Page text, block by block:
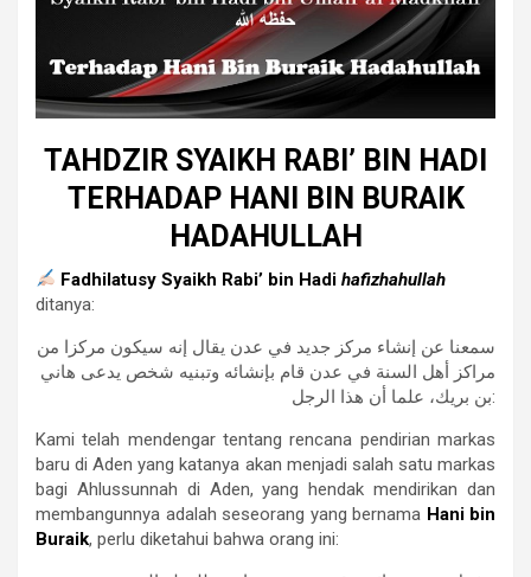
TAHDZIR SYAIKH RABI’ BIN HADI
TERHADAP HANI BIN BURAIK
HADAHULLAH
Fadhilatusy Syaikh Rabi’ bin Hadihafizhahullah
ditanya:
سمعنا عن إنشاء مركز جديد في عدن يقال إنه سيكون مركزا من
مراكز أهل السنة في عدن قام بإنشائه وتبنيه شخص يدعى هاني
بن بريك، علما أن هذا الرجل:
Kami telah mendengar tentang rencana pendirian markas
baru di Aden yang katanya akan menjadi salah satu markas
bagi Ahlussunnah di Aden, yang hendak mendirikan dan
membangunnya adalah seseorang yang bernama Hani bin
Buraik, perlu diketahui bahwa orang ini: